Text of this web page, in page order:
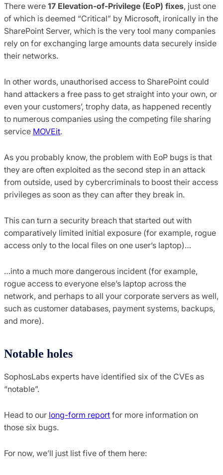
There were 17 Elevation-of-Privilege (EoP) fixes, just one
of which is deemed “Critical” by Microsoft, ironically in the
SharePoint Server, which is the very tool many companies
rely on for exchanging large amounts data securely inside
their networks.
In other words, unauthorised access to SharePoint could
hand attackers a free pass to get straight into your own, or
even your customers’, trophy data, as happened recently
to numerous companies using the competing file sharing
service MOVEit.
As you probably know, the problem with EoP bugs is that
they are often exploited as the second step in an attack
from outside, used by cybercriminals to boost their access
privileges as soon as they can after they break in.
This can turn a security breach that started out with
comparatively limited initial exposure (for example, rogue
access only to the local files on one user’s laptop)…
…into a much more dangerous incident (for example,
rogue access to everyone else’s laptop across the
network, and perhaps to all your corporate servers as well,
such as customer databases, payment systems, backups,
and more).
Notable holes
SophosLabs experts have identified six of the CVEs as
“notable”.
Head to our long-form report for more information on
those six bugs.
For now, we’ll just list five of them here: